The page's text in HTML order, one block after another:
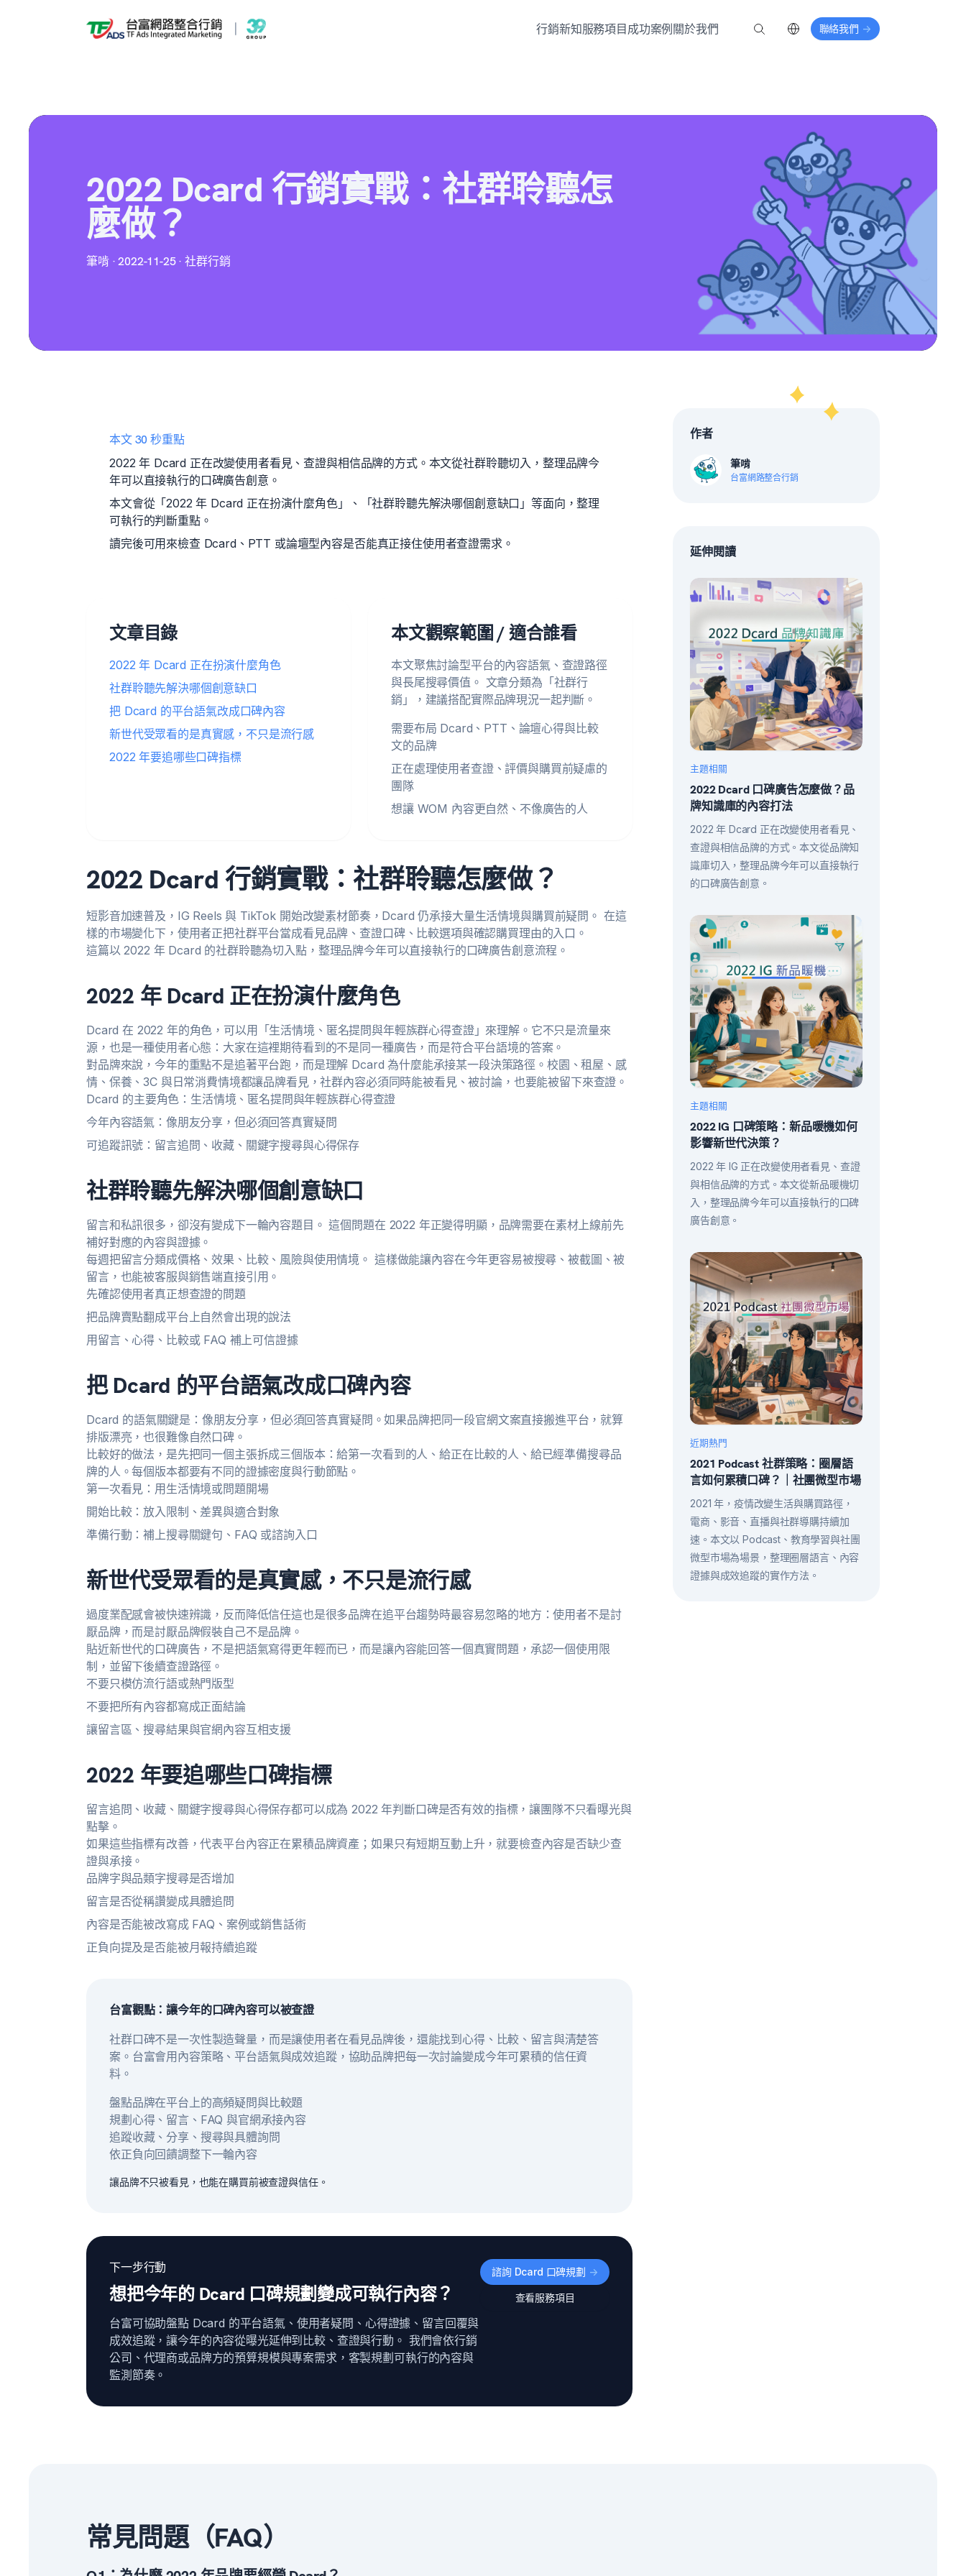
行銷新知服務項目 成功案例 關於我們 聯絡我們 ->
2022 Dcard 行銷實戰：社群聆聽怎
麼做？
筆啃 · 2022-11-25 · 社群行銷
本文 30 秒重點
2022 年 Dcard 正在改變使用者看見、查證與相信品牌的方式。本文從社群聆聽切入，整理品牌今
年可以直接執行的口碑廣告創意。
本文會從「2022 年 Dcard 正在扮演什麼角色」、「社群聆聽先解決哪個創意缺口」等面向，整理
可執行的判斷重點。
讀完後可用來檢查 Dcard、PTT 或論壇型內容是否能真正接住使用者查證需求。
文章目錄
2022 年 Dcard 正在扮演什麼角色
社群聆聽先解決哪個創意缺口
把 Dcard 的平台語氣改成口碑內容
新世代受眾看的是真實感，不只是流行感
2022 年要追哪些口碑指標
本文觀察範圍 / 適合誰看
本文聚焦討論型平台的內容語氣、查證路徑
與長尾搜尋價值。 文章分類為「社群行
銷」，建議搭配實際品牌現況一起判斷。
需要布局 Dcard、PTT、論壇心得與比較
文的品牌
正在處理使用者查證、評價與購買前疑慮的
團隊
想讓 WOM 內容更自然、不像廣告的人
2022 Dcard 行銷實戰：社群聆聽怎麼做？
短影音加速普及，IG Reels 與 TikTok 開始改變素材節奏，Dcard 仍承接大量生活情境與購買前疑問。 在這
樣的市場變化下，使用者正把社群平台當成看見品牌、查證口碑、比較選項與確認購買理由的入口。
這篇以 2022 年 Dcard 的社群聆聽為切入點，整理品牌今年可以直接執行的口碑廣告創意流程。
2022 年 Dcard 正在扮演什麼角色
Dcard 在 2022 年的角色，可以用「生活情境、匿名提問與年輕族群心得查證」來理解。它不只是流量來
源，也是一種使用者心態：大家在這裡期待看到的不是同一種廣告，而是符合平台語境的答案。
對品牌來說，今年的重點不是追著平台跑，而是理解 Dcard 為什麼能承接某一段決策路徑。校園、租屋、感
情、保養、3C 與日常消費情境都讓品牌看見，社群內容必須同時能被看見、被討論，也要能被留下來查證。
Dcard 的主要角色：生活情境、匿名提問與年輕族群心得查證
今年內容語氣：像朋友分享，但必須回答真實疑問
可追蹤訊號：留言追問、收藏、關鍵字搜尋與心得保存
社群聆聽先解決哪個創意缺口
留言和私訊很多，卻沒有變成下一輪內容題目。 這個問題在 2022 年正變得明顯，品牌需要在素材上線前先
補好對應的內容與證據。
每週把留言分類成價格、效果、比較、風險與使用情境。 這樣做能讓內容在今年更容易被搜尋、被截圖、被
留言，也能被客服與銷售端直接引用。
先確認使用者真正想查證的問題
把品牌賣點翻成平台上自然會出現的說法
用留言、心得、比較或 FAQ 補上可信證據
把 Dcard 的平台語氣改成口碑內容
Dcard 的語氣關鍵是：像朋友分享，但必須回答真實疑問。如果品牌把同一段官網文案直接搬進平台，就算
排版漂亮，也很難像自然口碑。
比較好的做法，是先把同一個主張拆成三個版本：給第一次看到的人、給正在比較的人、給已經準備搜尋品
牌的人。每個版本都要有不同的證據密度與行動節點。
第一次看見：用生活情境或問題開場
開始比較：放入限制、差異與適合對象
準備行動：補上搜尋關鍵句、FAQ 或諮詢入口
新世代受眾看的是真實感，不只是流行感
過度業配感會被快速辨識，反而降低信任這也是很多品牌在追平台趨勢時最容易忽略的地方：使用者不是討
厭品牌，而是討厭品牌假裝自己不是品牌。
貼近新世代的口碑廣告，不是把語氣寫得更年輕而已，而是讓內容能回答一個真實問題，承認一個使用限
制，並留下後續查證路徑。
不要只模仿流行語或熱門版型
不要把所有內容都寫成正面結論
讓留言區、搜尋結果與官網內容互相支援
2022 年要追哪些口碑指標
留言追問、收藏、關鍵字搜尋與心得保存都可以成為 2022 年判斷口碑是否有效的指標，讓團隊不只看曝光與
點擊。
如果這些指標有改善，代表平台內容正在累積品牌資產；如果只有短期互動上升，就要檢查內容是否缺少查
證與承接。
品牌字與品類字搜尋是否增加
留言是否從稱讚變成具體追問
內容是否能被改寫成 FAQ、案例或銷售話術
正負向提及是否能被月報持續追蹤
台富觀點：讓今年的口碑內容可以被查證
社群口碑不是一次性製造聲量，而是讓使用者在看見品牌後，還能找到心得、比較、留言與清楚答
案。台富會用內容策略、平台語氣與成效追蹤，協助品牌把每一次討論變成今年可累積的信任資
料。
盤點品牌在平台上的高頻疑問與比較題
規劃心得、留言、FAQ 與官網承接內容
追蹤收藏、分享、搜尋與具體詢問
依正負向回饋調整下一輪內容
讓品牌不只被看見，也能在購買前被查證與信任。
下一步行動
想把今年的 Dcard 口碑規劃變成可執行內容？
台富可協助盤點 Dcard 的平台語氣、使用者疑問、心得證據、留言回覆與
成效追蹤，讓今年的內容從曝光延伸到比較、查證與行動。 我們會依行銷
公司、代理商或品牌方的預算規模與專案需求，客製規劃可執行的內容與
監測節奏。
諮詢 Dcard 口碑規劃 ->
查看服務項目
作者
筆啃
台富網路整合行銷
延伸閱讀
主題相關
2022 Dcard 口碑廣告怎麼做？品
牌知識庫的內容打法
2022 年 Dcard 正在改變使用者看見、
查證與相信品牌的方式。本文從品牌知
識庫切入，整理品牌今年可以直接執行
的口碑廣告創意。
主題相關
2022 IG 口碑策略：新品暖機如何
影響新世代決策？
2022 年 IG 正在改變使用者看見、查證
與相信品牌的方式。本文從新品暖機切
入，整理品牌今年可以直接執行的口碑
廣告創意。
近期熱門
2021 Podcast 社群策略：圈層語
言如何累積口碑？｜社團微型市場
2021 年，疫情改變生活與購買路徑，
電商、影音、直播與社群導購持續加
速。本文以 Podcast、教育學習與社團
微型市場為場景，整理圈層語言、內容
證據與成效追蹤的實作方法。
常見問題（FAQ）